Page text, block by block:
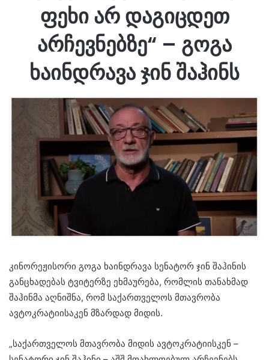
ფეხი არ დაგიცდეთ
არჩევნებზე“ – გოგა
ხაინდრავა ჯინ შაჰინს
კინორეჟისორი გოგა ხაინდრავა სენატორ ჯინ შაჰინის
განცხადებას ტვიტერზე ეხმაურება, რომლის თანახმად
შაჰინმა აღნიშნა, რომ საქართველოს მთავრობა
ავტოკრატიისაკენ მზარდად მიდის.
„საქართველოს მთავრობა მიდის ავტოკრატიისკენ –